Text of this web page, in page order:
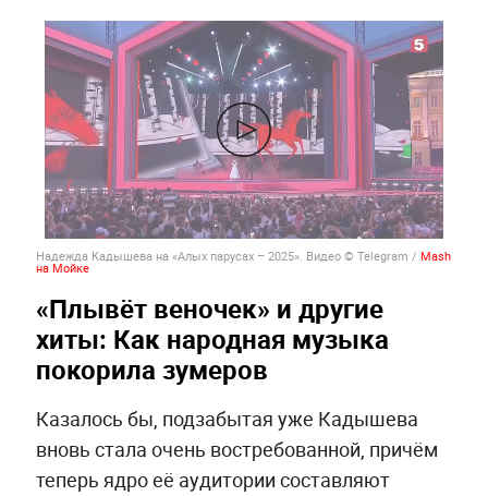
Надежда Кадышева на «Алых парусах – 2025». Видео © Telegram / Mash
на Мойке
«Плывёт веночек» и другие
хиты: Как народная музыка
покорила зумеров
Казалось бы, подзабытая уже Кадышева
вновь стала очень востребованной, причём
теперь ядро её аудитории составляют